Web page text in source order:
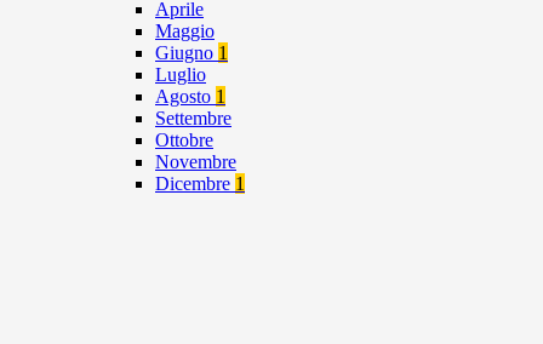
Aprile
Maggio
Giugno 1
Luglio
Agosto 1
Settembre
Ottobre
Novembre
Dicembre 1